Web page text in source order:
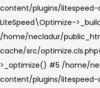
content/plugins/litespeed-
LiteSpeed\Optimize-
/home/necladur/
cache/src/
>_optimize() #5 /home/
content/plugins/litespeed-